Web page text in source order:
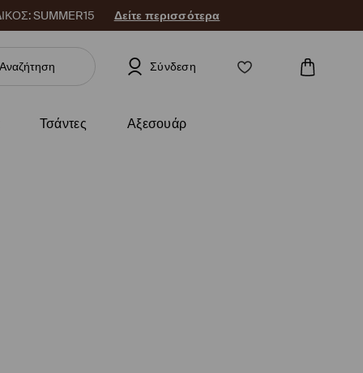
SUMMER15 Δείτε περισσότερα
Σύνδεση
Τσάντες Αξεσουάρ